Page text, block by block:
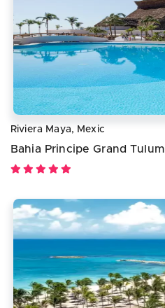
Riviera Maya, Mexic
Bahia Principe Grand Tulum